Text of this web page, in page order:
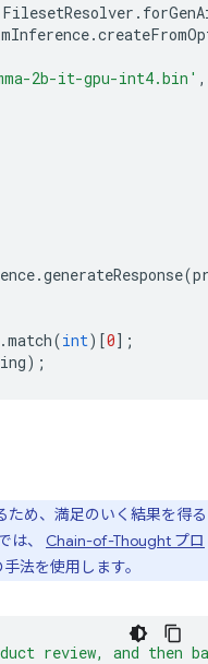
FilesetResolver .
.
2b-it-gpu-int4.bin' ,
.generateResponse(
.match(int)[0];
);
ため、満足のいく結果を得る
は、 Chain-of-Thought プロ
法を使用します。
review, and then